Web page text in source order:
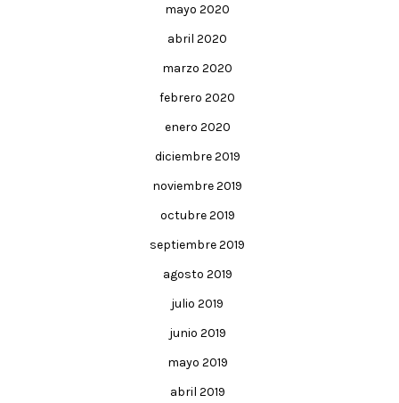
mayo 2020
abril 2020
marzo 2020
febrero 2020
enero 2020
diciembre 2019
noviembre 2019
octubre 2019
septiembre 2019
agosto 2019
julio 2019
junio 2019
mayo 2019
abril 2019